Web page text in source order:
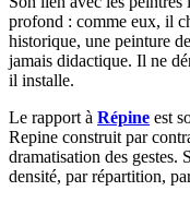
profond : comme eux, il
historique, une peinture
jamais didactique. Il ne
il installe.
Le rapport à Répine est
Repine construit par
dramatisation des gestes.
densité, par répartition,